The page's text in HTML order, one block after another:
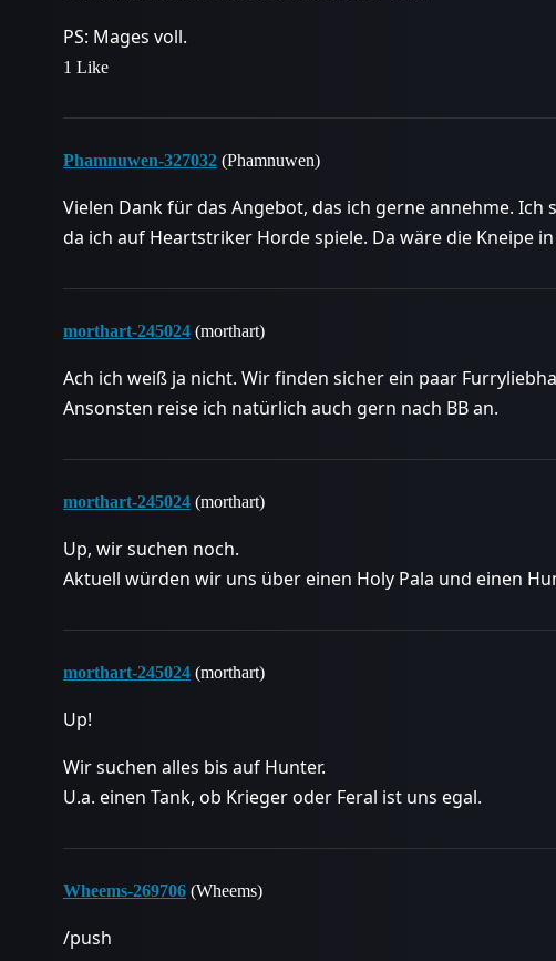
PS: Mages voll.
1 Like
Phamnuwen-327032 (Phamnuwen)
Vielen Dank für das Angebot, das ich gerne annehme. Ich
da ich auf Heartstriker Horde spiele. Da wäre die Kneipe
morthart-245024 (morthart)
Ach ich weiß ja nicht. Wir finden sicher ein paar
Ansonsten reise ich natürlich auch gern nach BB an.
morthart-245024 (morthart)
Up, wir suchen noch.
Aktuell würden wir uns über einen Holy Pala und einen
morthart-245024 (morthart)
Up!
Wir suchen alles bis auf Hunter.
U.a. einen Tank, ob Krieger oder Feral ist uns egal.
Wheems-269706 (Wheems)
/push